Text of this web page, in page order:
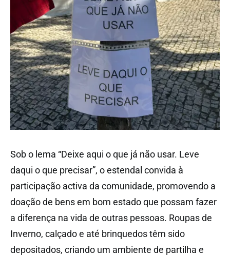
Sob o lema “Deixe aqui o que já não usar. Leve
daqui o que precisar”, o estendal convida à
participação activa da comunidade, promovendo a
doação de bens em bom estado que possam fazer
a diferença na vida de outras pessoas. Roupas de
Inverno, calçado e até brinquedos têm sido
depositados, criando um ambiente de partilha e